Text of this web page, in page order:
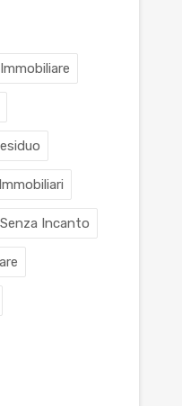
Incanto